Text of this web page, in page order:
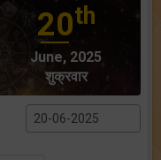
20th
June, 2025
शुक्रवार